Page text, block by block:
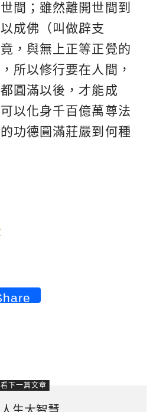
間；雖然離開世間到
成佛（叫做辟支
，與無上正等正覺的
所以修行要在人間，
圓滿以後，才能成
以化身千百億萬尊法
功德圓滿莊嚴到何種
看下一篇文章